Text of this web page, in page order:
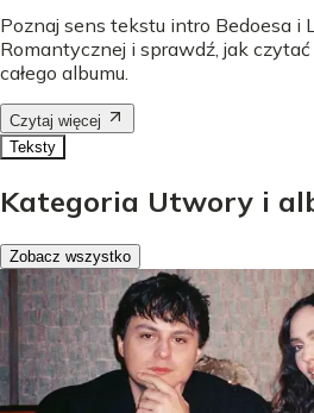
Poznaj sens tekstu intro Bedoesa i
Romantycznej i sprawdź, jak
całego albumu.
Czytaj więcej
Teksty
Kategoria Utwory i
Zobacz wszystko